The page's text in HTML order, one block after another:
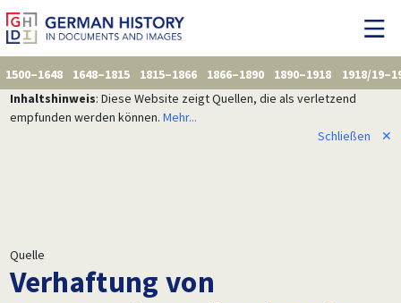
1500–1648 1648–1815 1815–1866 1866–1890 1890–1918
1918/
Inhaltshinweis: Diese Website zeigt Quellen, die als verletzend
empfunden werden können. Mehr...
Schließen
✕
Quelle
Verhaftung von